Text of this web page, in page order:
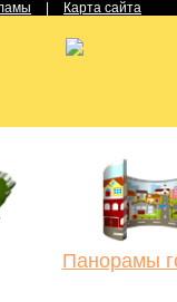
Карта сайта
Панорамы